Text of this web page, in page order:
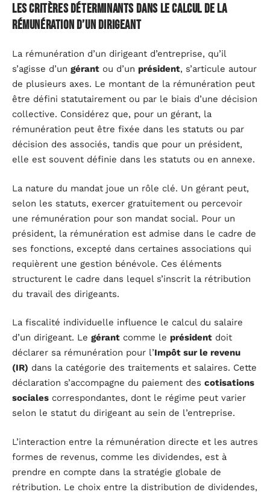
Les critères déterminants dans le calcul de la
rémunération d’un dirigeant
La rémunération d’un dirigeant d’entreprise, qu’il
s’agisse d’un gérant ou d’un président, s’articule autour
de plusieurs axes. Le montant de la rémunération peut
être défini statutairement ou par le biais d’une décision
collective. Considérez que, pour un gérant, la
rémunération peut être fixée dans les statuts ou par
décision des associés, tandis que pour un président,
elle est souvent définie dans les statuts ou en annexe.
La nature du mandat joue un rôle clé. Un gérant peut,
selon les statuts, exercer gratuitement ou percevoir
une rémunération pour son mandat social. Pour un
président, la rémunération est admise dans le cadre de
ses fonctions, excepté dans certaines associations qui
requièrent une gestion bénévole. Ces éléments
structurent le cadre dans lequel s’inscrit la rétribution
du travail des dirigeants.
La fiscalité individuelle influence le calcul du salaire
d’un dirigeant. Le gérant comme le président doit
déclarer sa rémunération pour l’Impôt sur le revenu
(IR) dans la catégorie des traitements et salaires. Cette
déclaration s’accompagne du paiement des cotisations
sociales correspondantes, dont le régime peut varier
selon le statut du dirigeant au sein de l’entreprise.
L’interaction entre la rémunération directe et les autres
formes de revenus, comme les dividendes, est à
prendre en compte dans la stratégie globale de
rétribution. Le choix entre la distribution de dividendes,